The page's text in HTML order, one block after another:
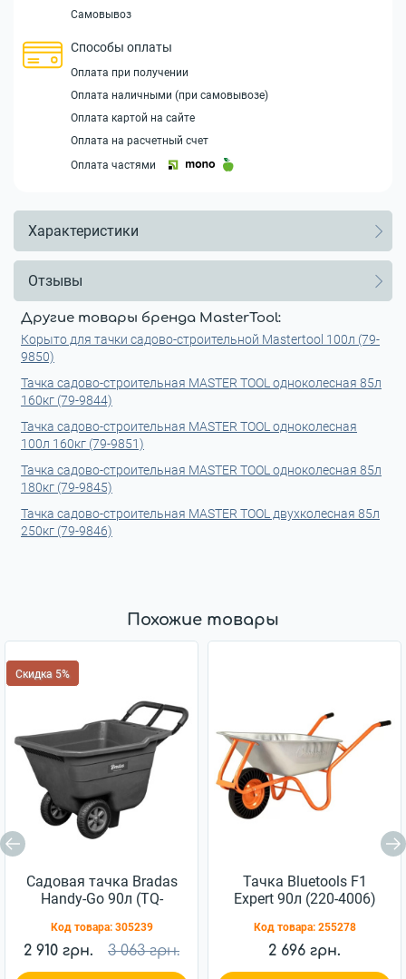
Самовывоз
Способы оплаты
Оплата при получении
Оплата наличными (при самовывозе)
Оплата картой на сайте
Оплата на расчетный счет
Оплата частями
Характеристики
Отзывы
Другие товары бренда MasterTool:
Корыто для тачки садово-строительной Mastertool 100л (79-
9850)
Тачка садово-строительная MASTER TOOL одноколесная 85л
160кг (79-9844)
Тачка садово-строительная MASTER TOOL одноколесная
100л 160кг (79-9851)
Тачка садово-строительная MASTER TOOL одноколесная 85л
180кг (79-9845)
Тачка садово-строительная MASTER TOOL двухколесная 85л
250кг (79-9846)
Похожие товары
Скидка 5%
Садовая тачка Bradas
Handy-Go 90л (TQ-
Код товара: 305239
2 910 грн. 3 063 грн.
Тачка Bluetools F1
Expert 90л (220-4006)
Код товара: 255278
2 696 грн.